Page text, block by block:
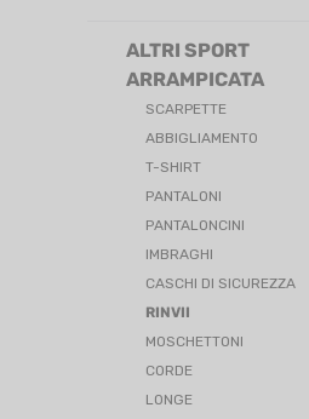
ALTRI SPORT
ARRAMPICATA
SCARPETTE
ABBIGLIAMENTO
T-SHIRT
PANTALONI
PANTALONCINI
IMBRAGHI
CASCHI DI SICUREZZA
RINVII
MOSCHETTONI
CORDE
LONGE